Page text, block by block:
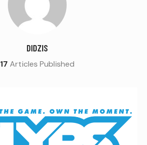
DIDZIS
17 Articles Published